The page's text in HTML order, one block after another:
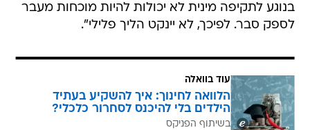
בנוגע לתקיפה מינית לא יכולות להיות מוכחות מעבר
לספק סבר. לפיכך, לא יינקט הליך פלילי".
עוד בוואלה
הלוואה לחינוך: איך להשקיע בעתיד
הילדים בלי להיכנס לסחרור כלכלי?
בשיתוף הפניקס